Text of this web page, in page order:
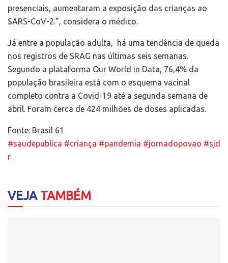
presenciais, aumentaram a exposição das crianças ao
SARS-CoV-2.”, considera o médico.
Já entre a população adulta, há uma tendência de queda
nos registros de SRAG nas últimas seis semanas.
Segundo a plataforma Our World in Data, 76,4% da
população brasileira está com o esquema vacinal
completo contra a Covid-19 até a segunda semana de
abril. Foram cerca de 424 milhões de doses aplicadas.
Fonte: Brasil 61
#saudepublica #criança #pandemia #jornadopovao #sjd
r
VEJATAMBÉM